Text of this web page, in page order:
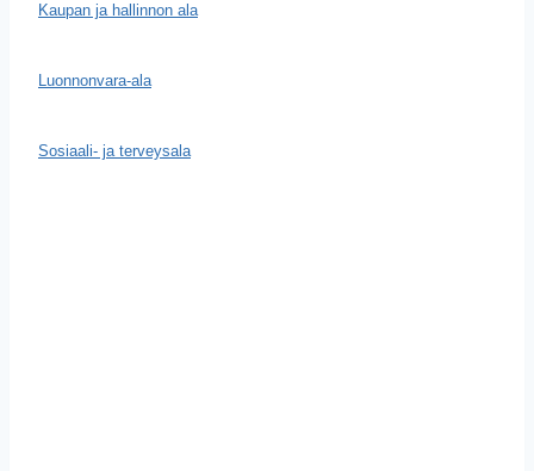
Kaupan ja hallinnon ala
Luonnonvara-ala
Sosiaali- ja terveysala